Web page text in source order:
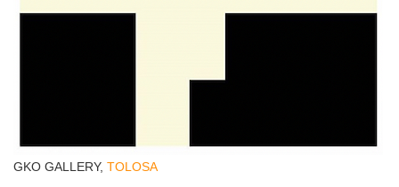
GKO GALLERY, TOLOSA